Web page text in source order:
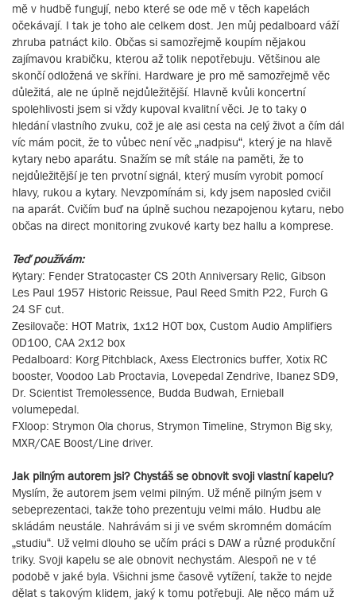
mě v hudbě fungují, nebo které se ode mě v těch kapelách
očekávají. I tak je toho ale celkem dost. Jen můj pedalboard váží
zhruba patnáct kilo. Občas si samozřejmě koupím nějakou
zajímavou krabičku, kterou až tolik nepotřebuju. Většinou ale
skončí odložená ve skříni. Hardware je pro mě samozřejmě věc
důležitá, ale ne úplně nejdůležitější. Hlavně kvůli koncertní
spolehlivosti jsem si vždy kupoval kvalitní věci. Je to taky o
hledání vlastního zvuku, což je ale asi cesta na celý život a čím dál
víc mám pocit, že to vůbec není věc „nadpisu“, který je na hlavě
kytary nebo aparátu. Snažím se mít stále na paměti, že to
nejdůležitější je ten prvotní signál, který musím vyrobit pomocí
hlavy, rukou a kytary. Nevzpomínám si, kdy jsem naposled cvičil
na aparát. Cvičím buď na úplně suchou nezapojenou kytaru, nebo
občas na direct monitoring zvukové karty bez hallu a komprese.
Teď používám:
Kytary: Fender Stratocaster CS 20th Anniversary Relic, Gibson
Les Paul 1957 Historic Reissue, Paul Reed Smith P22, Furch G
24 SF cut.
Zesilovače: HOT Matrix, 1x12 HOT box, Custom Audio Amplifiers
OD100, CAA 2x12 box
Pedalboard: Korg Pitchblack, Axess Electronics buffer, Xotix RC
booster, Voodoo Lab Proctavia, Lovepedal Zendrive, Ibanez SD9,
Dr. Scientist Tremolessence, Budda Budwah, Ernieball
volumepedal.
FXloop: Strymon Ola chorus, Strymon Timeline, Strymon Big sky,
MXR/CAE Boost/Line driver.
Jak pilným autorem jsi? Chystáš se obnovit svoji vlastní kapelu?
Myslím, že autorem jsem velmi pilným. Už méně pilným jsem v
sebeprezentaci, takže toho prezentuju velmi málo. Hudbu ale
skládám neustále. Nahrávám si ji ve svém skromném domácím
„studiu“. Už velmi dlouho se učím práci s DAW a různé produkční
triky. Svoji kapelu se ale obnovit nechystám. Alespoň ne v té
podobě v jaké byla. Všichni jsme časově vytížení, takže to nejde
dělat s takovým klidem, jaký k tomu potřebuji. Ale něco mám už